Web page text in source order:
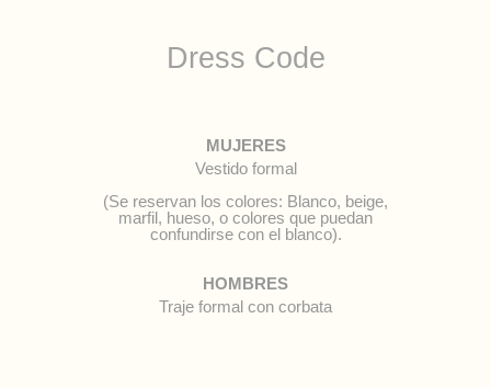
Dress Code
MUJERES
Vestido formal
(Se reservan los colores: Blanco, beige,
marfil, hueso, o colores que puedan
confundirse con el blanco).
HOMBRES
Traje formal con corbata